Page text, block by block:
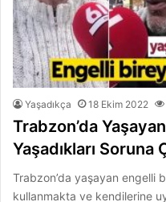
Yaşadıkça 18 Ekim 2022
Trabzon’da
Yaşadıkları Soruna
Trabzon’da yaşayan engelli
kullanmakta ve kendilerine